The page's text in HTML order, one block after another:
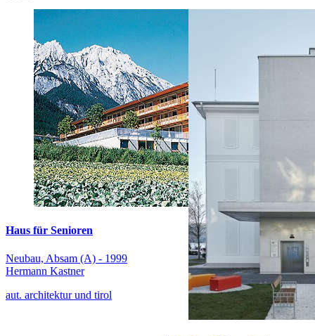
Haus für Senioren
Neubau, Absam (A) - 1999
Hermann Kastner
aut. architektur und tirol